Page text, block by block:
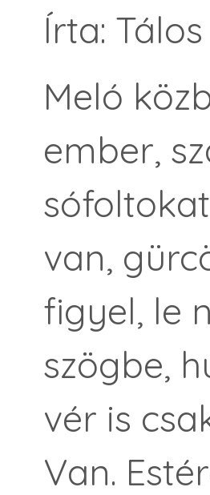
Írta:
Meló
ember,
van,
figyel, le
szögbe,
vér is
Van.